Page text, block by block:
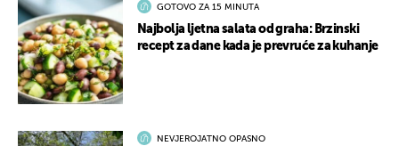
GOTOVO ZA 15 MINUTA
Najbolja ljetna salata od graha: Brzinski
recept za dane kada je prevruće za kuhanje
NEVJEROJATNO OPASNO